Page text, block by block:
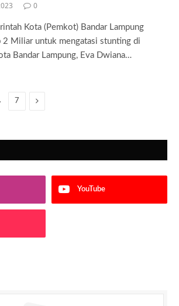
0
Kota (Pemkot) Bandar Lampung
2 Miliar untuk mengatasi stunting di
Bandar Lampung, Eva Dwiana…
7 Next
YouTube